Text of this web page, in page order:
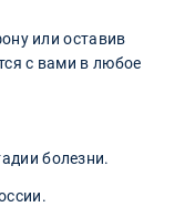
или оставив
с вами в любое
болезни.